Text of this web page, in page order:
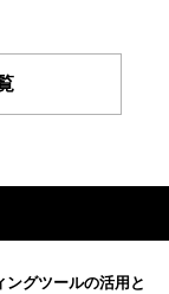
ングツールの活用と